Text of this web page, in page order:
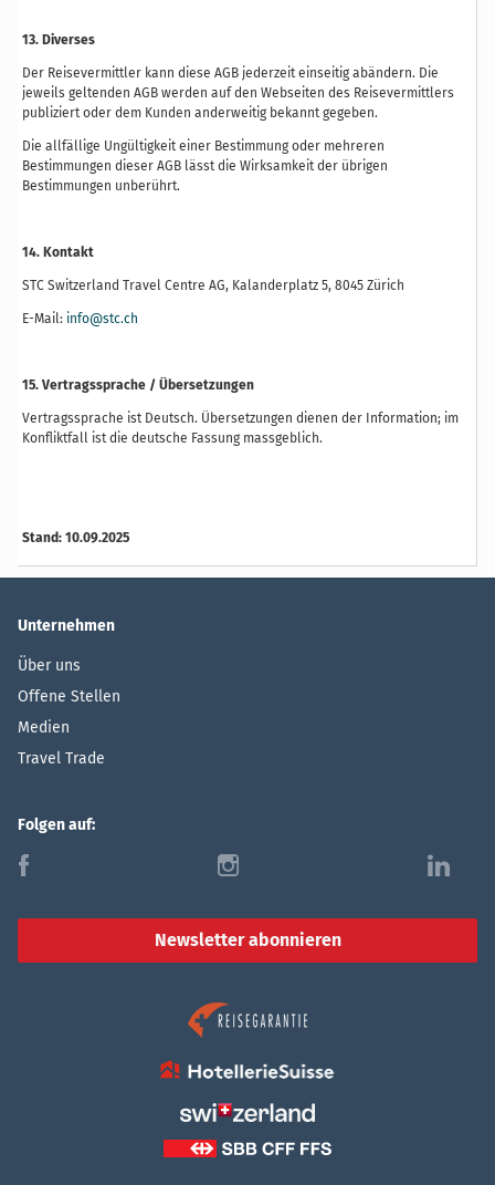
13. Diverses
Der Reisevermittler kann diese AGB jederzeit einseitig abändern. Die
jeweils geltenden AGB werden auf den Webseiten des Reisevermittlers
publiziert oder dem Kunden anderweitig bekannt gegeben.
Die allfällige Ungültigkeit einer Bestimmung oder mehreren
Bestimmungen dieser AGB lässt die Wirksamkeit der übrigen
Bestimmungen unberührt.
14. Kontakt
STC Switzerland Travel Centre AG, Kalanderplatz 5, 8045 Zürich
E-Mail: info@stc.ch
15. Vertragssprache / Übersetzungen
Vertragssprache ist Deutsch. Übersetzungen dienen der Information; im
Konfliktfall ist die deutsche Fassung massgeblich.
Stand: 10.09.2025
Unternehmen
Über uns
Offene Stellen
Medien
Travel Trade
Folgen auf:
f i l
Newsletter abonnieren